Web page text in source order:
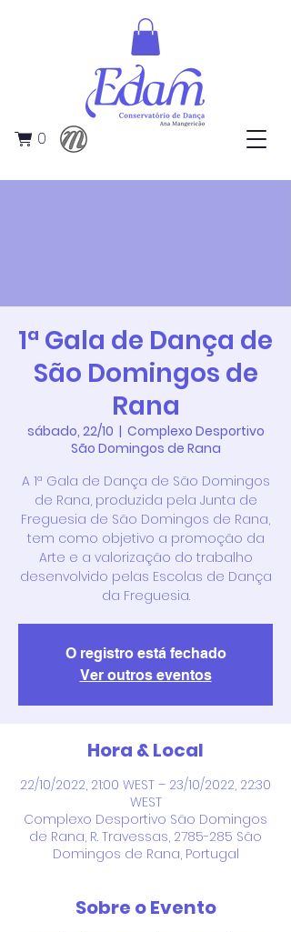
0
1ª Gala de Dança de
São Domingos de
Rana
sábado, 22/10
  |
Complexo Desportivo
São Domingos de Rana
A 1ª Gala de Dança de São Domingos
de Rana, produzida pela Junta de
Freguesia de São Domingos de Rana,
tem como objetivo a promoção da
Arte e a valorização do trabalho
desenvolvido pelas Escolas de Dança
da Freguesia.
O registro está fechado
Ver outros eventos
Hora & Local
22/10/2022, 21:00 WEST – 23/10/2022, 22:30
WEST
Complexo Desportivo São Domingos
de Rana, R. Travessas, 2785-285 São
Domingos de Rana, Portugal
Sobre o Evento